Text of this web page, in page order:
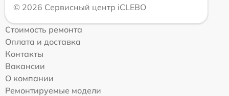
© 2026 Сервисный центр iCLEBO
Стоимость ремонта
Оплата и доставка
Контакты
Вакансии
О компании
Ремонтируемые модели